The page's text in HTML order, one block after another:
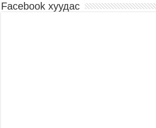
Гэр бүлийн хэрэг шүүхэд хянан шийдвэрлэх
Facebook хуудас